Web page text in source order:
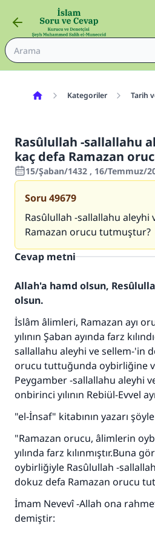
Kategoriler Tarih
Rasûlullah -sallallahu
kaç defa Ramazan
15/Şaban/1432 , 16/Temmuz/
Soru49679
Rasûlullah -sallallahu aleyhi
Ramazan orucu tutmuştur?
Cevap metni
Allah'a hamd olsun,
olsun.
İslâm âlimleri, Ramazan ayı
yılının Şaban ayında farz
sallallahu aleyhi ve sellem-'in
orucu tuttuğunda oybirliğine
Peygamber -sallallahu aleyhi
onbirinci yılının Rebiül-Evvel
"el-İnsaf" kitabının yazarı
"Ramazan orucu, âlimlerin
yılında farz kılınmıştır.Buna
oybirliğiyle Rasûlullah -
dokuz defa Ramazan orucu
İmam Nevevî -Allah ona
demiştir:
110845 Nolu
Ümmete cevapları